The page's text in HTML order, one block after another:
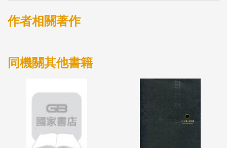
作者相關著作
同機關其他書籍